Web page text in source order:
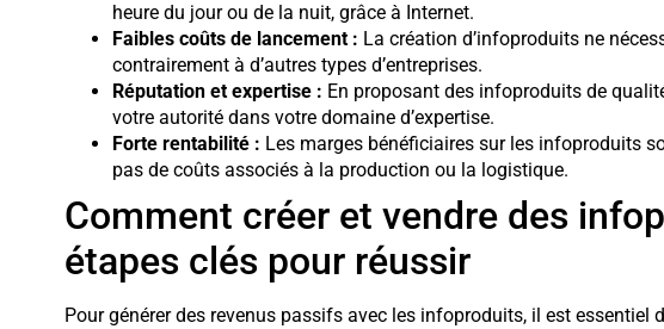
heure du jour ou de la nuit, grâce à Internet.
Faibles coûts de lancement : La création d’infoproduits ne
contrairement à d’autres types d’entreprises.
Réputation et expertise : En proposant des infoproduits de
votre autorité dans votre domaine d’expertise.
Forte rentabilité : Les marges bénéficiaires sur les infoproduits
pas de coûts associés à la production ou la logistique.
Comment créer et vendre des
étapes clés pour réussir
Pour générer des revenus passifs avec les infoproduits, il est essentiel